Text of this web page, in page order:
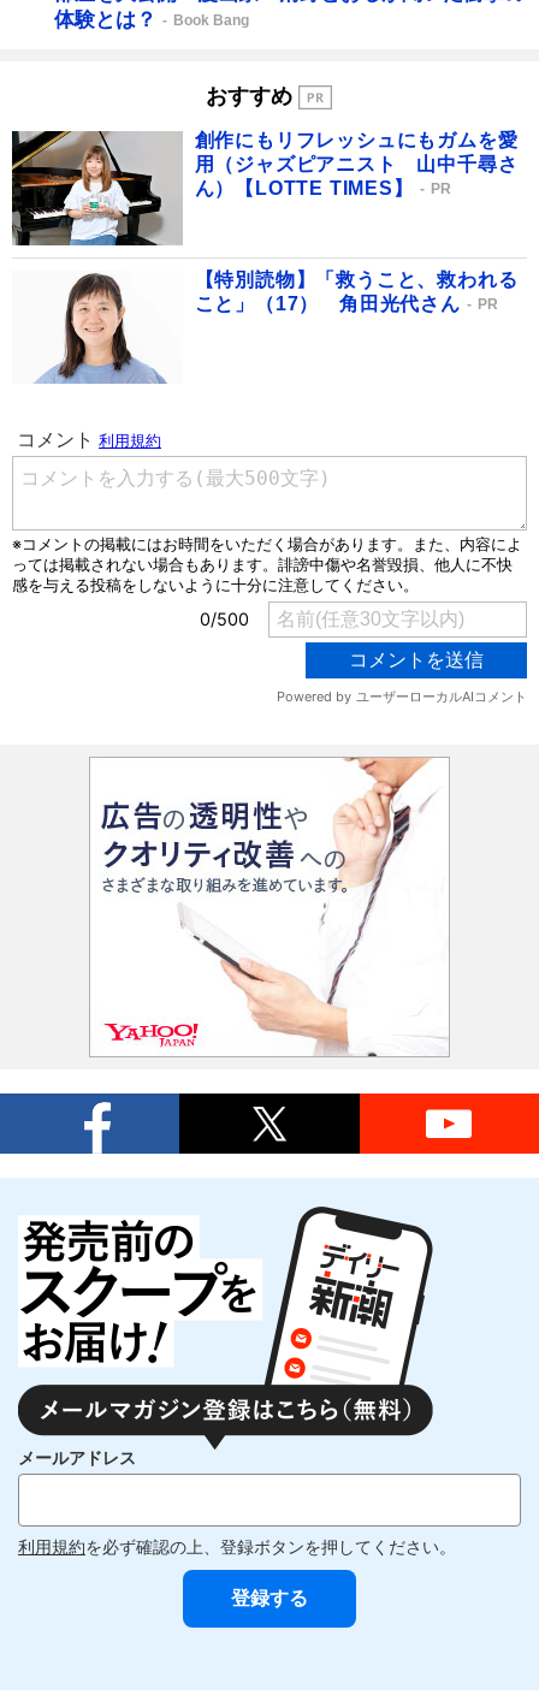
体験とは？
Book Bang
おすすめ
創作にもリフレッシュにもガムを愛
用（ジャズピアニスト 山中千尋さ
ん）【LOTTE TIMES】
PR
【特別読物】「救うこと、救われる
こと」（17） 角田光代さん
PR
メールアドレス
利用規約を必ず確認の上、登録ボタンを押してください。